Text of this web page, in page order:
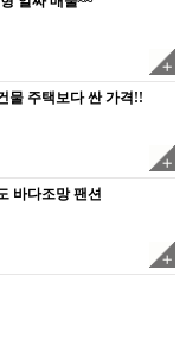
물 주택보다 싼 가격!!
바다조망 팬션